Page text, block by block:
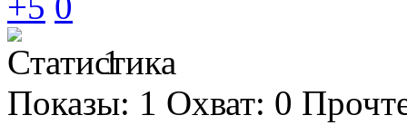
1
Показы: 1 Охват: 0